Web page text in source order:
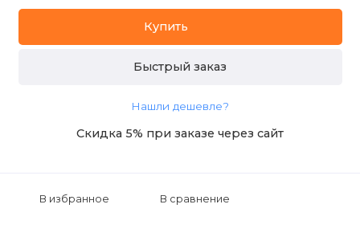
Купить
Быстрый заказ
Нашли дешевле?
Скидка 5% при заказе через сайт
В избранное В сравнение